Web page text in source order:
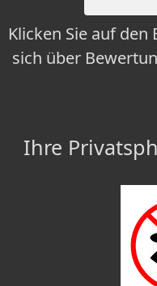
Klicken Sie auf
sich über
Ihre